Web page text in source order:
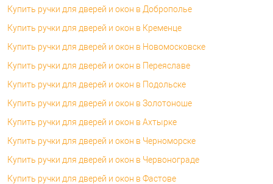
Купить ручки для дверей и окон в Доброполье
Купить ручки для дверей и окон в Кременце
Купить ручки для дверей и окон в Новомосковске
Купить ручки для дверей и окон в Переяславе
Купить ручки для дверей и окон в Подольске
Купить ручки для дверей и окон в Золотоноше
Купить ручки для дверей и окон в Ахтырке
Купить ручки для дверей и окон в Черноморске
Купить ручки для дверей и окон в Червонограде
Купить ручки для дверей и окон в Фастове